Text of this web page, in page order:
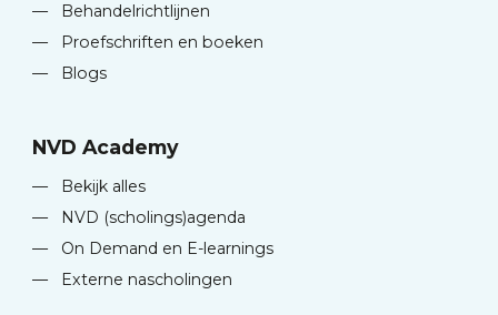
—
Behandelrichtlijnen
—
Proefschriften en boeken
—
Blogs
NVD Academy
—
Bekijk alles
—
NVD (scholings)agenda
—
On Demand en E-learnings
—
Externe nascholingen